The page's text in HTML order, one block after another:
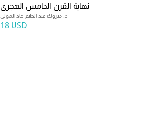
نهاية القرن الخامس الهجرى
د. مبروك عبد الحليم جاد المولى
18 USD